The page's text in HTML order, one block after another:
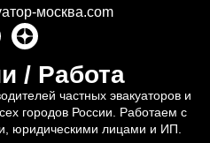
москва.com
/ Работа
частных эвакуаторов и
городов России. Работаем с
юридическими лицами и ИП.